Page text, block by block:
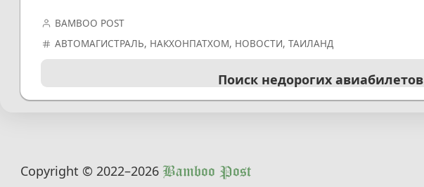
BAMBOO POST
АВТОМАГИСТРАЛЬ, НАКХОНПАТХОМ, НОВОСТИ,ТАИЛАНД
Поиск недорогих авиабилетов
Copyright © 2022–2026 Bamboo Post